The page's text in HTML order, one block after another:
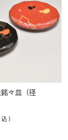
銘々皿（径
込)